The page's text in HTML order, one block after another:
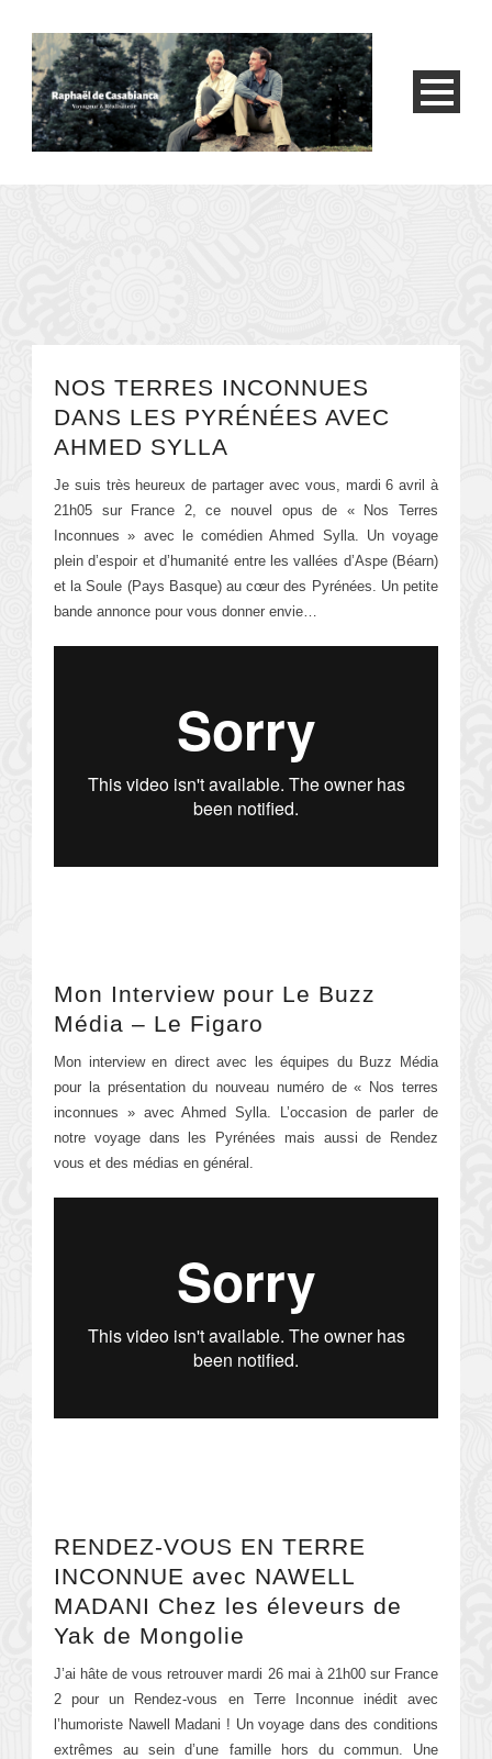
NOS TERRES INCONNUES
DANS LES PYRÉNÉES AVEC
AHMED SYLLA
Je suis très heureux de partager avec vous, mardi 6 avril à
21h05 sur France 2, ce nouvel opus de « Nos Terres
Inconnues » avec le comédien Ahmed Sylla. Un voyage
plein d’espoir et d’humanité entre les vallées d’Aspe (Béarn)
et la Soule (Pays Basque) au cœur des Pyrénées. Un petite
bande annonce pour vous donner envie…
Mon Interview pour Le Buzz
Média – Le Figaro
Mon interview en direct avec les équipes du Buzz Média
pour la présentation du nouveau numéro de « Nos terres
inconnues » avec Ahmed Sylla. L’occasion de parler de
notre voyage dans les Pyrénées mais aussi de Rendez
vous et des médias en général.
RENDEZ-VOUS EN TERRE
INCONNUE avec NAWELL
MADANI Chez les éleveurs de
Yak de Mongolie
J’ai hâte de vous retrouver mardi 26 mai à 21h00 sur France
2 pour un Rendez-vous en Terre Inconnue inédit avec
l’humoriste Nawell Madani ! Un voyage dans des conditions
extrêmes au sein d’une famille hors du commun. Une